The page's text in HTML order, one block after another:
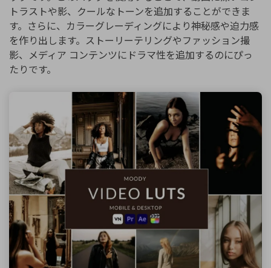
トラストや影、クールなトーンを追加することができま
す。さらに、カラーグレーディングにより神秘感や迫力感
を作り出します。ストーリーテリングやファッション撮
影、メディア コンテンツにドラマ性を追加するのにぴっ
たりです。